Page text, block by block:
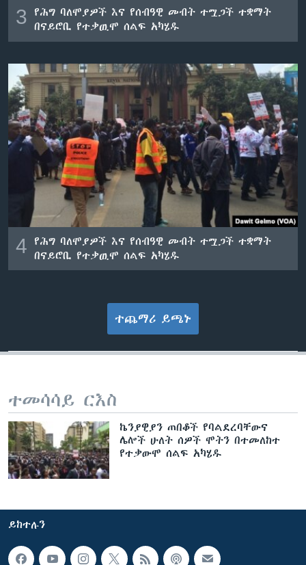
3
የሕግ ባለሞያዎች እና የሰብዓዊ መብት ተሟጋች ተቋማት
በናይሮቢ የተቃዉሞ ሰልፍ አካሄዱ
4
የሕግ ባለሞያዎች እና የሰብዓዊ መብት ተሟጋች ተቋማት
በናይሮቢ የተቃዉሞ ሰልፍ አካሄዱ
ተጨማሪ ይጫኑ
ተመሳሳይ ርእስ
ኬንያዊያን ጠበቆች የባልደረባቸውና
ሌሎች ሁለት ሰዎች ሞትን በተመለከተ
የተቃውሞ ሰልፍ አካሄዱ
ይከተሉን